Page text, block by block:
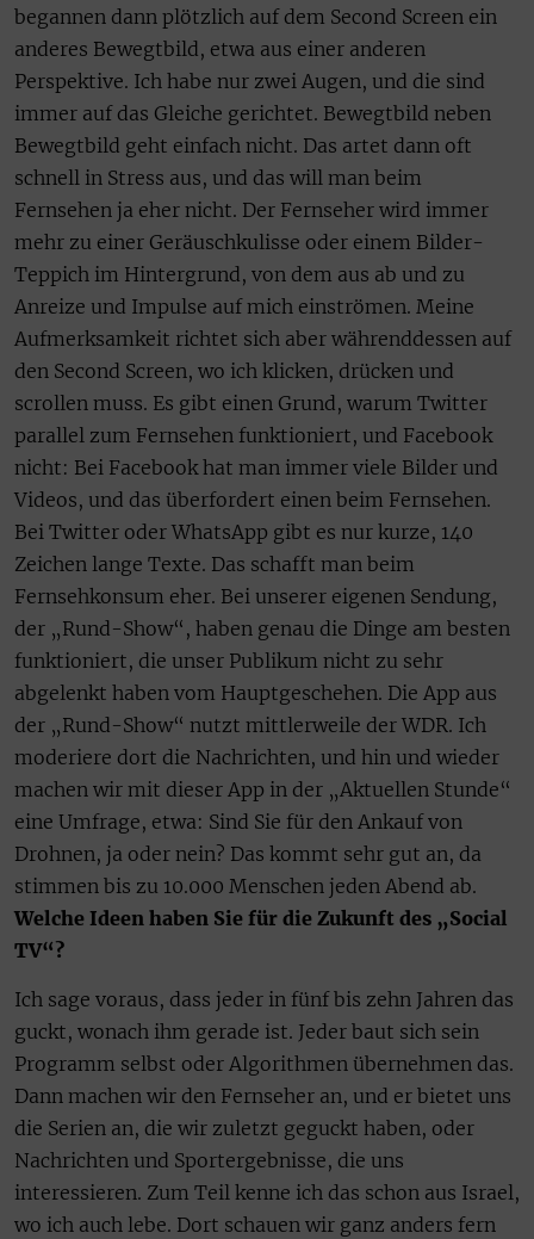
begannen dann plötzlich auf dem Second Screen ein
anderes Bewegtbild, etwa aus einer anderen
Perspektive. Ich habe nur zwei Augen, und die sind
immer auf das Gleiche gerichtet. Bewegtbild neben
Bewegtbild geht einfach nicht. Das artet dann oft
schnell in Stress aus, und das will man beim
Fernsehen ja eher nicht. Der Fernseher wird immer
mehr zu einer Geräuschkulisse oder einem Bilder-
Teppich im Hintergrund, von dem aus ab und zu
Anreize und Impulse auf mich einströmen. Meine
Aufmerksamkeit richtet sich aber währenddessen auf
den Second Screen, wo ich klicken, drücken und
scrollen muss. Es gibt einen Grund, warum Twitter
parallel zum Fernsehen funktioniert, und Facebook
nicht: Bei Facebook hat man immer viele Bilder und
Videos, und das überfordert einen beim Fernsehen.
Bei Twitter oder WhatsApp gibt es nur kurze, 140
Zeichen lange Texte. Das schafft man beim
Fernsehkonsum eher. Bei unserer eigenen Sendung,
der „Rund-Show“, haben genau die Dinge am besten
funktioniert, die unser Publikum nicht zu sehr
abgelenkt haben vom Hauptgeschehen. Die App aus
der „Rund-Show“ nutzt mittlerweile der WDR. Ich
moderiere dort die Nachrichten, und hin und wieder
machen wir mit dieser App in der „Aktuellen Stunde“
eine Umfrage, etwa: Sind Sie für den Ankauf von
Drohnen, ja oder nein? Das kommt sehr gut an, da
stimmen bis zu 10.000 Menschen jeden Abend ab.
Welche Ideen haben Sie für die Zukunft des „Social
TV“?
Ich sage voraus, dass jeder in fünf bis zehn Jahren das
guckt, wonach ihm gerade ist. Jeder baut sich sein
Programm selbst oder Algorithmen übernehmen das.
Dann machen wir den Fernseher an, und er bietet uns
die Serien an, die wir zuletzt geguckt haben, oder
Nachrichten und Sportergebnisse, die uns
interessieren. Zum Teil kenne ich das schon aus Israel,
wo ich auch lebe. Dort schauen wir ganz anders fern